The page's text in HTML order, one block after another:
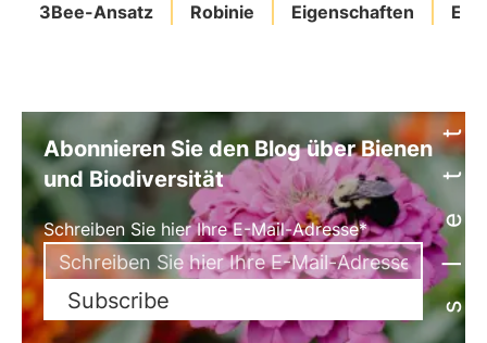
3Bee-Ansatz Robinie Eigenschaften Newsletter
Abonnieren Sie den Blog über Bienen
und Biodiversität
Schreiben Sie hier Ihre E-Mail-Adresse*
Subscribe